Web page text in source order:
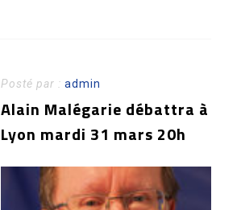
Posté par :admin
Alain Malégarie débattra à
Lyon mardi 31 mars 20h